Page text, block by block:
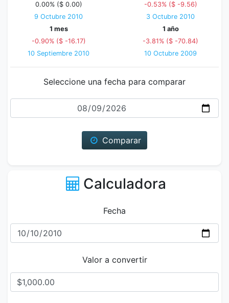
0.00% ($ 0.00)
9 Octubre 2010
-0.53% ($ -9.56)
3 Octubre 2010
1 mes
-0.90% ($ -16.17)
10 Septiembre 2010
1 año
-3.81% ($ -70.84)
10 Octubre 2009
Seleccione una fecha para comparar
Fecha
Comparar
Calculadora
Fecha
Valor a convertir